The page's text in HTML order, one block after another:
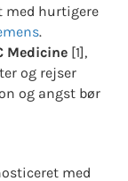
med hurtigere
.
Medicine[1],
og rejser
og angst bør
med